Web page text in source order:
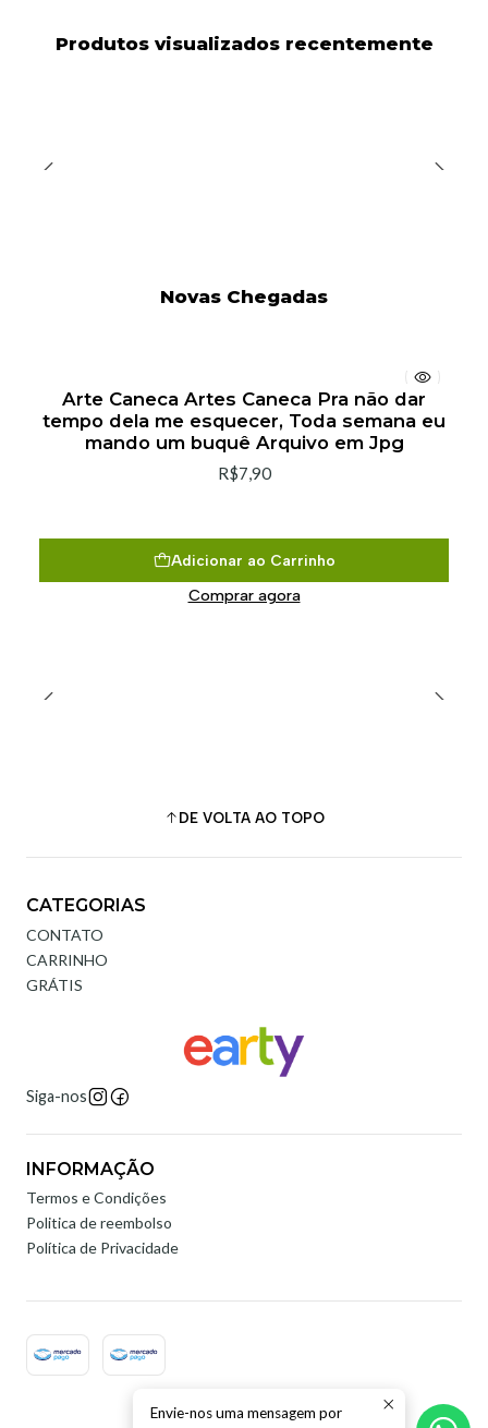
Produtos visualizados recentemente
Novas Chegadas
Arte Caneca Artes Caneca Pra não dar
tempo dela me esquecer, Toda semana eu
mando um buquê Arquivo em Jpg
R$7,90
Adicionar ao Carrinho
Comprar agora
DE VOLTA AO TOPO
CATEGORIAS
CONTATO
CARRINHO
GRÁTIS
Siga-nos
INFORMAÇÃO
Termos e Condições
Politica de reembolso
Política de Privacidade
2026 Earty Digital.
Envie-nos uma mensagem por